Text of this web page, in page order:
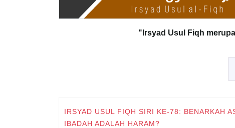
"Irsyad Usul Fiqh
IRSYAD USUL FIQH SIRI KE-78: BENARKAH
IBADAH ADALAH HARAM?